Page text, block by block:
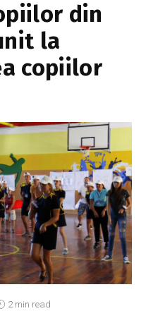
din
la
copiilor
2 min read